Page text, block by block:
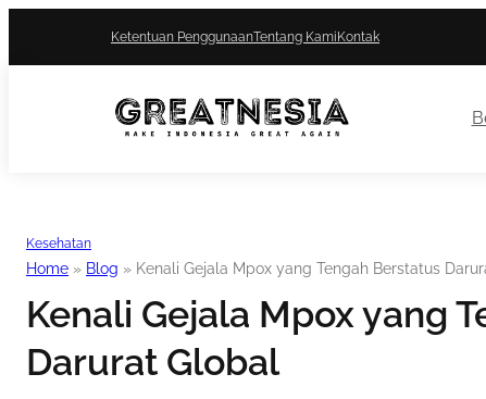
Ketentuan PenggunaanTentang KamiKontak
Kesehatan
Home » Blog » Kenali Gejala Mpox yang Tengah Berstatus
Kenali Gejala Mpox yang
Darurat Global